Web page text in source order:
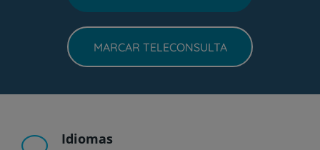
MARCAR TELECONSULTA
Idiomas